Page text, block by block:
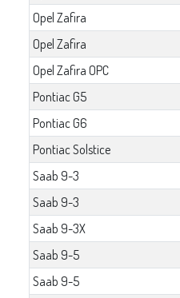
Opel Zafira
Opel Zafira
Opel Zafira OPC
Pontiac G5
Pontiac G6
Pontiac Solstice
Saab 9-3
Saab 9-3
Saab 9-3X
Saab 9-5
Saab 9-5